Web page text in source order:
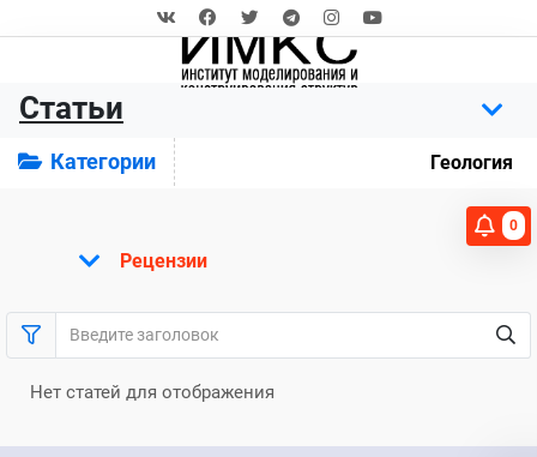
Статьи
Категории Геология
0
Рецензии
Нет статей для отображения